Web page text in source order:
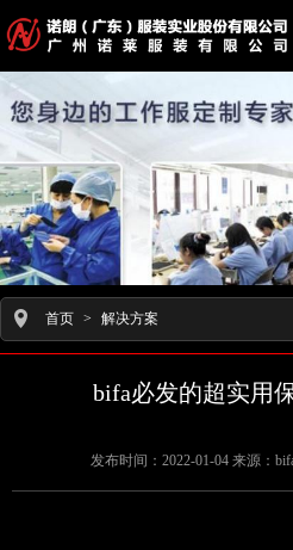
首页 > 解决方案
bifa必发的超实用
发布时间：2022-01-04 来源：